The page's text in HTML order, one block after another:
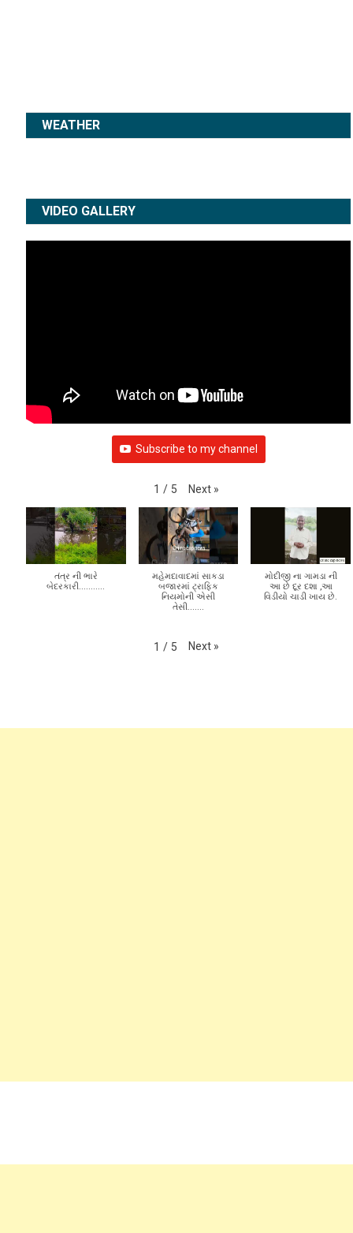
WEATHER
VIDEO GALLERY
Subscribe to my channel
1 / 5 Next »
તંત્ર ની ભારે
બેદરકારી...........
મહેમદાવાદમાં સાકડા
બજારમાં ટ્રાફિક
નિયમોની એસી
તેસી.......
મોદીજી ના ગામડા ની
આ છે દૂર દશા ,આ
વિડીયો ચાડી ખાય છે.
1 / 5 Next »